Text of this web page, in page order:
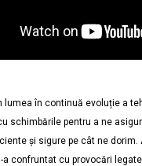
lumea în continuă evoluție a
schimbările pentru a ne
și sigure pe cât ne dorim.
confruntat cu provocări